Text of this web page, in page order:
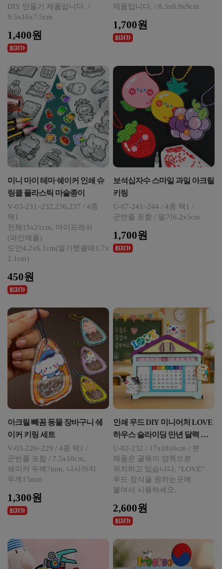
DIY 만들기 제품입니다. /
9.5x16x7.5cm
1,400원
제품입니다. / 8.3x0.9x9cm
1,700원
미니 마이 테마 쉐이커 인쇄 슈
링클 플라스틱 마술종이
V-03-231~232,236,237 / 4종
택1
전체15x21cm, 마이프레쉬
(파인애플)
도안4.2x6.1cm(열가했을때1.7x
2.1cm)
450원
보석십자수 스마일 과일 아크릴
키링
U-07-241~244 / 4종 택1 /
군번줄 포함 / 딸기6.2x5cm
1,700원
아크릴 빼꼼 동물 장바구니 쉐
이커 키링 세트
V-03-226~229 / 4종 택1 /
군번줄 포함 / 7.5x10cm,
쉐이커 두께7mm, 나사까지
두께15mm
1,300원
인쇄 우드 DIY 미니어처 LOVE
하우스 슬라이딩 만년 달력 연
필 꽂이
U-02-232 / 17x18x6cm / 본
제품은 굴뚝이 양쪽으로
위치하고 있습니다. "LOVE"
우드 장식을 원하는곳에
붙여서 사용하세요.
2,600원